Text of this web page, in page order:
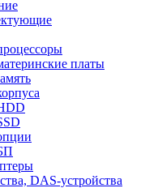
платы
DAS-устройства